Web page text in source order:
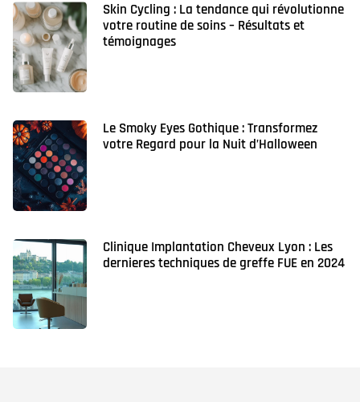
Skin Cycling : La tendance qui révolutionne
votre routine de soins – Résultats et
témoignages
Le Smoky Eyes Gothique : Transformez
votre Regard pour la Nuit d’Halloween
Clinique Implantation Cheveux Lyon : Les
dernieres techniques de greffe FUE en 2024